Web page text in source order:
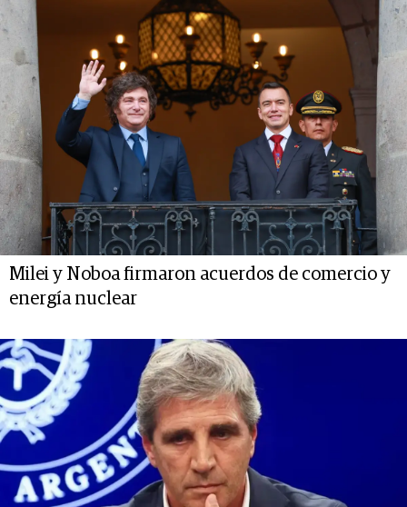
Milei y Noboa firmaron acuerdos de comercio y
energía nuclear